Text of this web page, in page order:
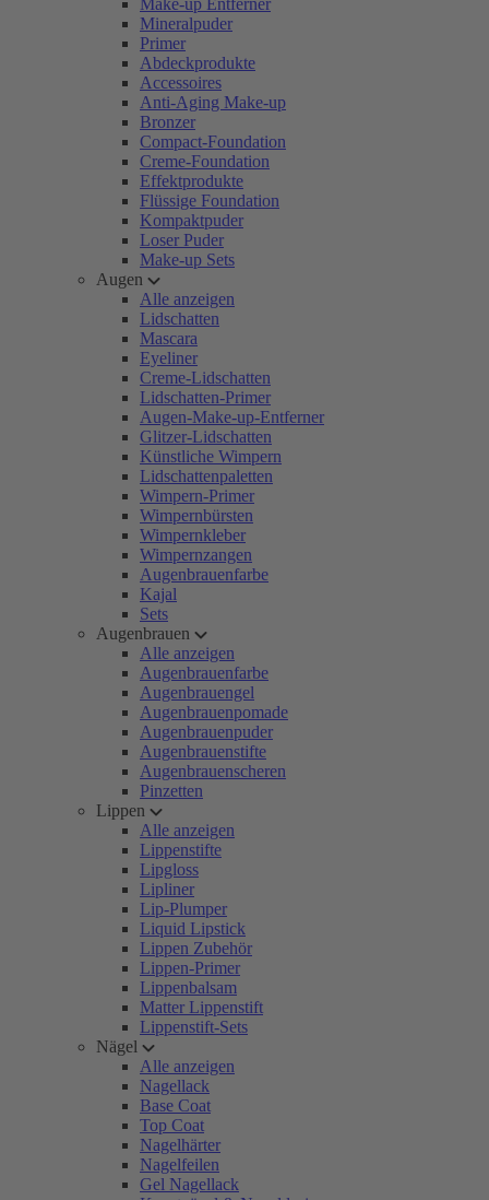
Make-up Entferner
Mineralpuder
Primer
Abdeckprodukte
Accessoires
Anti-Aging Make-up
Bronzer
Compact-Foundation
Creme-Foundation
Effektprodukte
Flüssige Foundation
Kompaktpuder
Loser Puder
Make-up Sets
Augen
Alle anzeigen
Lidschatten
Mascara
Eyeliner
Creme-Lidschatten
Lidschatten-Primer
Augen-Make-up-Entferner
Glitzer-Lidschatten
Künstliche Wimpern
Lidschattenpaletten
Wimpern-Primer
Wimpernbürsten
Wimpernkleber
Wimpernzangen
Augenbrauenfarbe
Kajal
Sets
Augenbrauen
Alle anzeigen
Augenbrauenfarbe
Augenbrauengel
Augenbrauenpomade
Augenbrauenpuder
Augenbrauenstifte
Augenbrauenscheren
Pinzetten
Lippen
Alle anzeigen
Lippenstifte
Lipgloss
Lipliner
Lip-Plumper
Liquid Lipstick
Lippen Zubehör
Lippen-Primer
Lippenbalsam
Matter Lippenstift
Lippenstift-Sets
Nägel
Alle anzeigen
Nagellack
Base Coat
Top Coat
Nagelhärter
Nagelfeilen
Gel Nagellack